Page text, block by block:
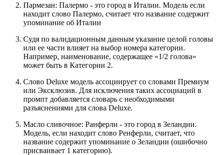
Пармезан: Палермо - это город в Италии. Модель если
находит слово Палермо, считает что название содержит
упоминание об Италии
Судя по валидационным данным указание целой головы
или ее части влияет на выбор номера категории.
Например, наименование, содержащее «1/2 голова»
может быть в Категории 2.
Слово Deluxe модель ассоциирует со словами Премиум
или Эксклюзив. Для исключения таких ассоциаций в
промпт добавляется словарь с необходимыми
разъяснениями для слова Deluxe.
Масло сливочное: Ранферли - это город в Зеландии.
Модель, если находит слово Ренферли, считает, что
название содержит упоминание о Зеландии (ошибочно
присваивает 1 категорию).